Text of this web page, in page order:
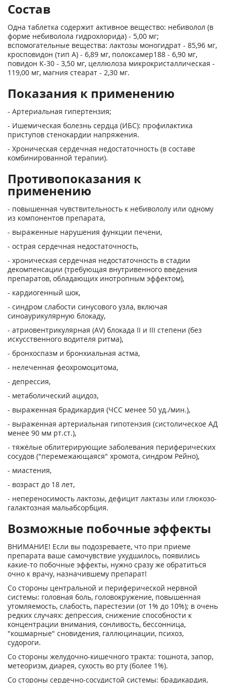
Состав
Одна таблетка содержит активное вещество: небиволол (в
форме небиволола гидрохлорида) - 5,00 мг;
вспомогательные вещества: лактозы моногидрат - 85,96 мг,
кросповидон (тип А) - 6,89 мг, полоксамер188 - 6,90 мг,
повидон К-30 - 3,50 мг, целлюлоза микрокристаллическая -
119,00 мг, магния стеарат - 2,30 мг.
Показания к применению
- Артериальная гипертензия;
- Ишемическая болезнь сердца (ИБС): профилактика
приступов стенокардии напряжения.
- Хроническая сердечная недостаточность (в составе
комбинированной терапии).
Противопоказания к
применению
- повышенная чувствительность к небивололу или одному
из компонентов препарата,
- выраженные нарушения функции печени,
- острая сердечная недостаточность,
- хроническая сердечная недостаточность в стадии
декомпенсации (требующая внутривенного введения
препаратов, обладающих инотропным эффектом),
- кардиогенный шок,
- синдром слабости синусового узла, включая
синоаурикулярную блокаду,
- атриовентрикулярная (AV) блокада II и III степени (без
искусственного водителя ритма),
- бронхоспазм и бронхиальная астма,
- нелеченная феохромоцитома,
- депрессия,
- метаболический ацидоз,
- выраженная брадикардия (ЧСС менее 50 уд./мин.),
- выраженная артериальная гипотензия (систолическое АД
менее 90 мм рт.ст.),
- тяжёлые облитерирующие заболевания периферических
сосудов ("перемежающаяся" хромота, синдром Рейно),
- миастения,
- возраст до 18 лет,
- непереносимость лактозы, дефицит лактазы или глюкозо-
галактозная мальабсорбция.
Возможные побочные эффекты
ВНИМАНИЕ! Если вы подозреваете, что при приеме
препарата ваше самочувствие ухудшилось, появились
какие-то побочные эффекты, нужно сразу же обратиться
очно к врачу, назначившему препарат!
Со стороны центральной и периферической нервной
системы: головная боль, головокружение, повышенная
утомляемость, слабость, парестезии (от 1% до 10%); в очень
редких случаях: депрессия, снижение способности к
концентрации внимания, сонливость, бессонница,
"кошмарные" сновидения, галлюцинации, психоз,
судороги.
Со стороны желудочно-кишечного тракта: тошнота, запор,
метеоризм, диарея, сухость во рту (более 1%).
Со стороны сердечно-сосудистой системы: брадикардия,